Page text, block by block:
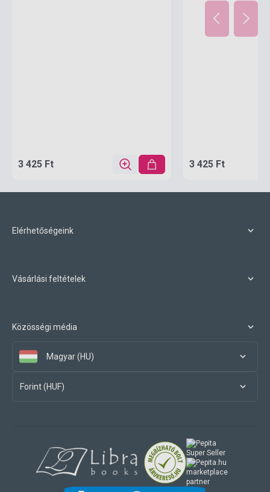
3 425 Ft 3 425 Ft
Elérhetőségeink
Vásárlási feltételek
Közösségi média
Magyar (HU)
Forint (HUF)
marketplace
partner